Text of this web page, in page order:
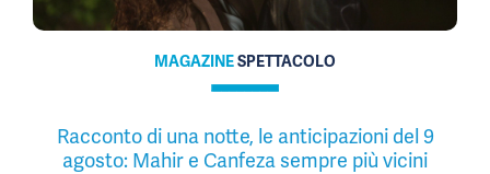
MAGAZINESPETTACOLO
Racconto di una notte, le anticipazioni del 9
agosto: Mahir e Canfeza sempre più vicini